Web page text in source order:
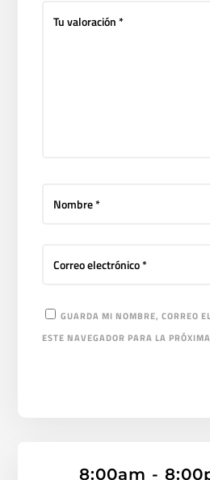
GUARDA MI NOMBRE, CORREO
ESTE NAVEGADOR PARA LA
8:00am -